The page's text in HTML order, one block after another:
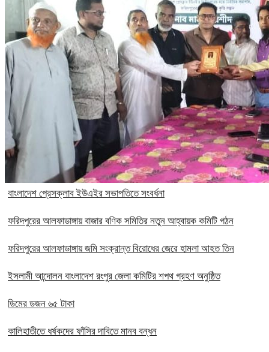
বাংলাদেশ প্রেসক্লাব ইউএইর সভাপতিতে সংবর্ধনা
ফরিদপুরের আলফাডাঙ্গায় বাজার বণিক সমিতির নতুন আহ্বায়ক কমিটি গঠন
ফরিদপুরের আলফাডাঙ্গায় জমি সংক্রান্ত বিরোধের জেরে হামলা আহত তিন
ইসলামী আন্দোলন বাংলাদেশ রংপুর জেলা কমিটির শপথ গ্রহণ অনুষ্ঠিত
ডিমের ডজন ৬৫ টাকা
কালিহাতীতে ধর্ষকদের ফাঁসির দাবিতে মানব বন্ধন